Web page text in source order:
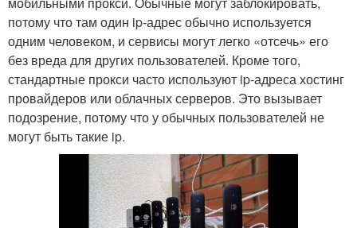
потому что там один ip-адрес обычно используется
одним человеком, и сервисы могут легко «отсечь» его
без вреда для других пользователей. Кроме того,
стандартные прокси часто используют ip-адреса хостинг
провайдеров или облачных серверов. Это вызывает
подозрение, потому что у обычных пользователей не
могут быть такие ip.